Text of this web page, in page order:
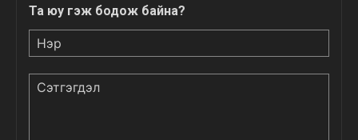
Та юу гэж бодож байна?